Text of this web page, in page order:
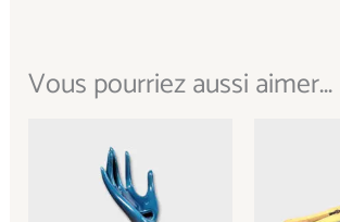
Vous pourriez aussi aimer...